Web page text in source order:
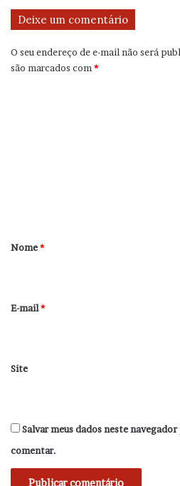
Deixe um comentário
O seu endereço de e-mail não será
são marcados com *
r
*
Nome*
E-mail*
Site
Salvar meus dados neste
comentar.